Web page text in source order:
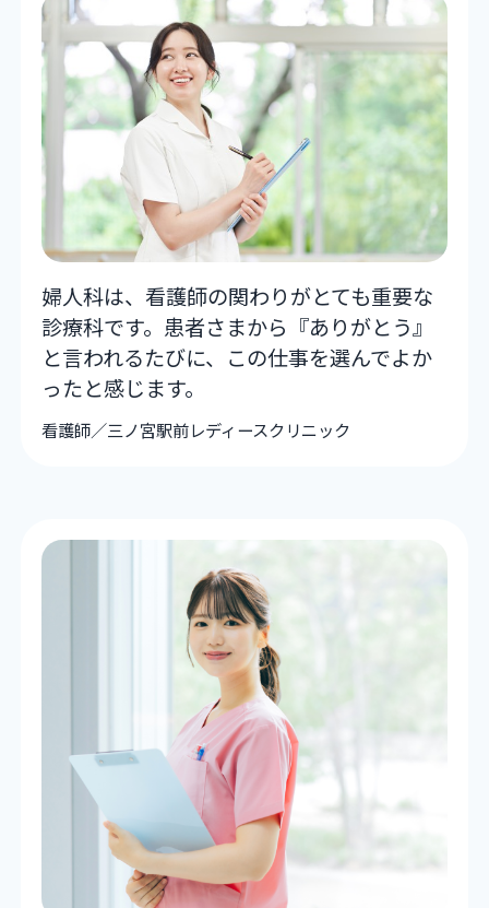
婦人科は、看護師の関わりがとても重要な
診療科です。患者さまから『ありがとう』
と言われるたびに、この仕事を選んでよか
ったと感じます。
看護師／三ノ宮駅前レディースクリニック